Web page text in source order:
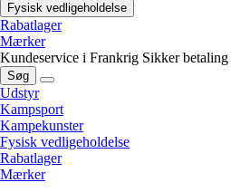
Fysisk vedligeholdelse
Rabatlager
Mærker
Kundeservice i Frankrig Sikker betaling
Søg
Udstyr
Kampsport
Kampekunster
Fysisk vedligeholdelse
Rabatlager
Mærker